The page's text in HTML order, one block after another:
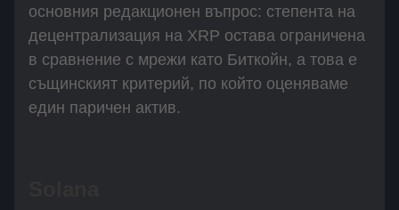
основния редакционен въпрос: степента на
децентрализация на XRP остава ограничена
в сравнение с мрежи като Биткойн, а това е
същинският критерий, по който оценяваме
един паричен актив.